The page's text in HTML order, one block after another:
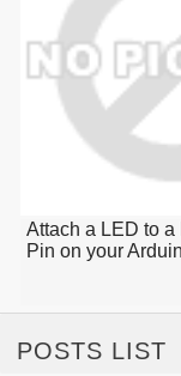
Attach a LED to a
Pin on your
POSTS LIST